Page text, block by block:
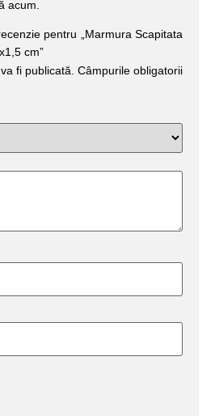
acum.
pentru „Marmura Scapitata
cm”
fi publicată. Câmpurile obligatorii